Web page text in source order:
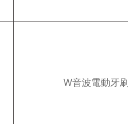
W音波電動牙刷